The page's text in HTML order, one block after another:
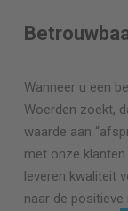
Wanneer u een
Woerden zoekt,
waarde aan
met onze
leveren kwaliteit
naar de